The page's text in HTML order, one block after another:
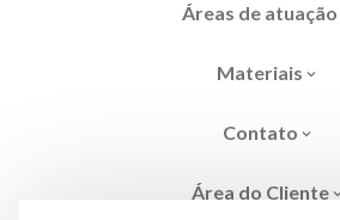
Áreas de atuação
Materiais
Contato
Área do Cliente